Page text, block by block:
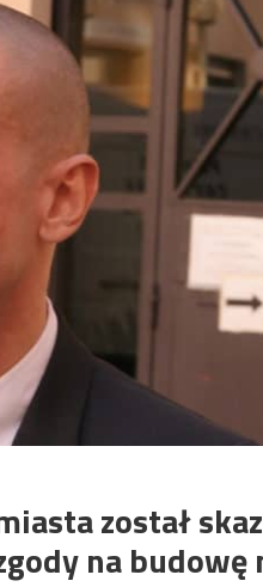
został
na budowę